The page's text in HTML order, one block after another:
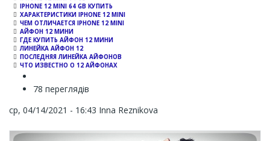
IPHONE 12 MINI 64 GB КУПИТЬ
ХАРАКТЕРИСТИКИ IPHONE 12 MINI
ЧЕМ ОТЛИЧАЕТСЯ IPHONE 12 MINI
АЙФОН 12 МИНИ
ГДЕ КУПИТЬ АЙФОН 12 МИНИ
ЛИНЕЙКА АЙФОН 12
ПОСЛЕДНЯЯ ЛИНЕЙКА АЙФОНОВ
ЧТО ИЗВЕСТНО О 12 АЙФОНАХ
78 переглядів
ср, 04/14/2021 - 16:43 Inna Reznikova